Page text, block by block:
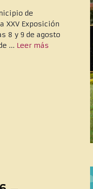
de
XXV Exposición
8 y 9 de agosto
... Leer más